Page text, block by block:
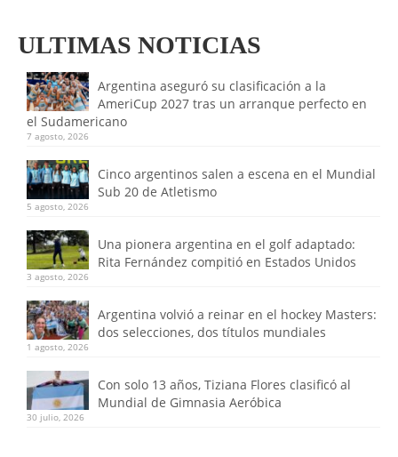
ULTIMAS NOTICIAS
Argentina aseguró su clasificación a la
AmeriCup 2027 tras un arranque perfecto en
el Sudamericano
7 agosto, 2026
Cinco argentinos salen a escena en el Mundial
Sub 20 de Atletismo
5 agosto, 2026
Una pionera argentina en el golf adaptado:
Rita Fernández compitió en Estados Unidos
3 agosto, 2026
Argentina volvió a reinar en el hockey Masters:
dos selecciones, dos títulos mundiales
1 agosto, 2026
Con solo 13 años, Tiziana Flores clasificó al
Mundial de Gimnasia Aeróbica
30 julio, 2026